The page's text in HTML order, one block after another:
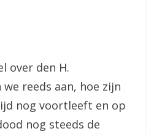
over den H.
we reeds aan, hoe zijn
nog voortleeft en op
nog steeds de